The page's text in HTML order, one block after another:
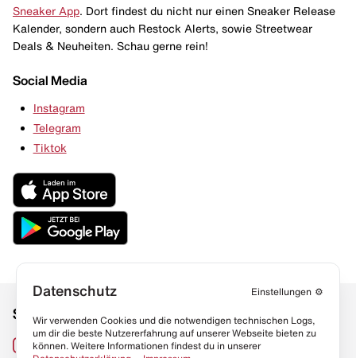
Sneaker App . Dort findest du nicht nur einen Sneaker Release
Kalender, sondern auch Restock Alerts, sowie Streetwear
Deals & Neuheiten. Schau gerne rein!
Social Media
Instagram
Telegram
Tiktok
Social Media
Instagram
Links
Sneaker Lexikon
Datenschutz Einstellungen ⚙️
Wir verwenden Cookies und die notwendigen technischen Logs,
um dir die beste Nutzererfahrung auf unserer Webseite bieten zu
können. Weitere Informationen findest du in unserer